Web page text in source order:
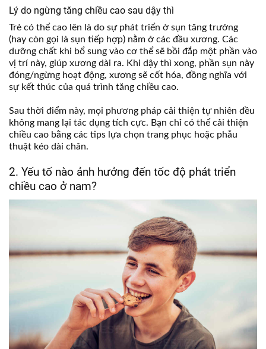
Lý do ngừng tăng chiều cao sau dậy thì
Trẻ có thể cao lên là do sự phát triển ở sụn tăng trưởng
(hay còn gọi là sụn tiếp hợp) nằm ở các đầu xương. Các
dưỡng chất khi bổ sung vào cơ thể sẽ bồi đắp một phần vào
vị trí này, giúp xương dài ra. Khi dậy thì xong, phần sụn này
đóng/ngừng hoạt động, xương sẽ cốt hóa, đồng nghĩa với
sự kết thúc của quá trình tăng chiều cao.
Sau thời điểm này, mọi phương pháp cải thiện tự nhiên đều
không mang lại tác dụng tích cực. Bạn chỉ có thể cải thiện
chiều cao bằng các tips lựa chọn trang phục hoặc phẫu
thuật kéo dài chân.
2. Yếu tố nào ảnh hưởng đến tốc độ phát triển
chiều cao ở nam?